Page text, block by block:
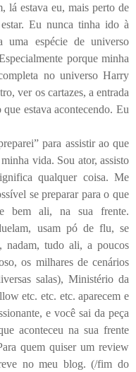
lá estava eu, mais perto de
Eu nunca tinha ido à
uma espécie de universo
porque minha
no universo Harry
ver os cartazes, a entrada
estava acontecendo. Eu
para assistir ao que
vida. Sou ator, assisto
qualquer coisa. Me
se preparar para o que
bem ali, na sua frente.
usam pó de flu, se
nadam, tudo ali, a poucos
os milhares de cenários
salas), Ministério da
etc. etc. etc. aparecem e
e você sai da peça
aconteceu na sua frente
quem quiser um review
no meu blog. (/fim do